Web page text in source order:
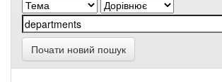
Почати новий пошук